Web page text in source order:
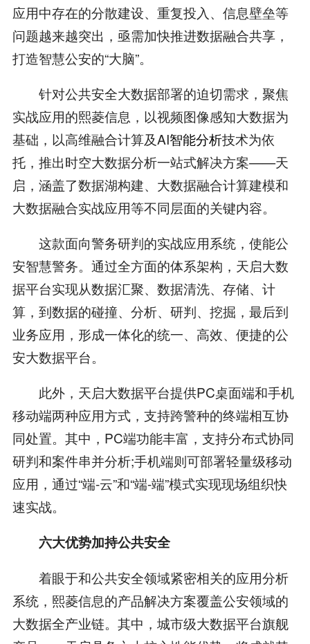
应用中存在的分散建设、重复投入、信息壁垒等
问题越来越突出，亟需加快推进数据融合共享，
打造智慧公安的“大脑”。
针对公共安全大数据部署的迫切需求，聚焦
实战应用的熙菱信息，以视频图像感知大数据为
基础，以高维融合计算及AI智能分析技术为依
托，推出时空大数据分析一站式解决方案——天
启，涵盖了数据湖构建、大数据融合计算建模和
大数据融合实战应用等不同层面的关键内容。
这款面向警务研判的实战应用系统，使能公
安智慧警务。通过全方面的体系架构，天启大数
据平台实现从数据汇聚、数据清洗、存储、计
算，到数据的碰撞、分析、研判、挖掘，最后到
业务应用，形成一体化的统一、高效、便捷的公
安大数据平台。
此外，天启大数据平台提供PC桌面端和手机
移动端两种应用方式，支持跨警种的终端相互协
同处置。其中，PC端功能丰富，支持分布式协同
研判和案件串并分析;手机端则可部署轻量级移动
应用，通过“端-云”和“端-端”模式实现现场组织快
速实战。
六大优势加持公共安全
着眼于和公共安全领域紧密相关的应用分析
系统，熙菱信息的产品解决方案覆盖公安领域的
大数据全产业链。其中，城市级大数据平台旗舰